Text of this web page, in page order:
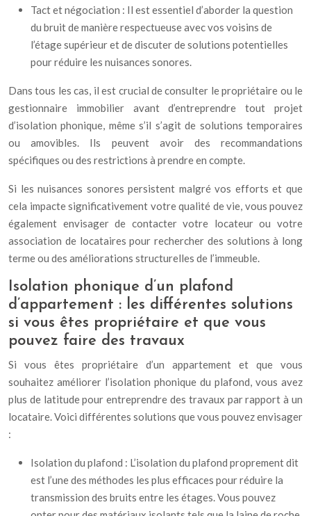
Tact et négociation : Il est essentiel d’aborder la question
du bruit de manière respectueuse avec vos voisins de
l’étage supérieur et de discuter de solutions potentielles
pour réduire les nuisances sonores.
Dans tous les cas, il est crucial de consulter le propriétaire ou le
gestionnaire immobilier avant d’entreprendre tout projet
d’isolation phonique, même s’il s’agit de solutions temporaires
ou amovibles. Ils peuvent avoir des recommandations
spécifiques ou des restrictions à prendre en compte.
Si les nuisances sonores persistent malgré vos efforts et que
cela impacte significativement votre qualité de vie, vous pouvez
également envisager de contacter votre locateur ou votre
association de locataires pour rechercher des solutions à long
terme ou des améliorations structurelles de l’immeuble.
Isolation phonique d’un plafond
d’appartement : les différentes solutions
si vous êtes propriétaire et que vous
pouvez faire des travaux
Si vous êtes propriétaire d’un appartement et que vous
souhaitez améliorer l’isolation phonique du plafond, vous avez
plus de latitude pour entreprendre des travaux par rapport à un
locataire. Voici différentes solutions que vous pouvez envisager
:
Isolation du plafond : L’isolation du plafond proprement dit
est l’une des méthodes les plus efficaces pour réduire la
transmission des bruits entre les étages. Vous pouvez